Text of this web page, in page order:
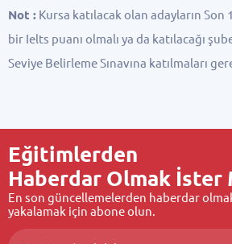
Not :Kursa katılacak olan adayların Son
bir Ielts puanı olmalı ya da katılacağı
Seviye Belirleme Sınavına katılmaları
Eğitimlerden
Haberdar Olmak İster
En son güncellemelerden haberdar
yakalamak için abone olun.